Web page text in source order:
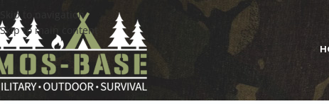
Skip to navigation
Skip to main content